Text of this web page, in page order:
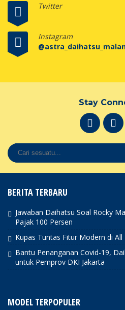
Twitter
Instagram
Stay
BERITA TERBARU
Jawaban Daihatsu Soal Rocky
Pajak 100 Persen
Kupas Tuntas Fitur Modern di
Bantu Penanganan Covid-19,
untuk Pemprov DKI Jakarta
MODEL TERPOPULER